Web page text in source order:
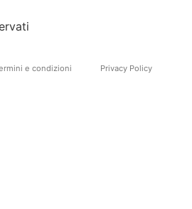
e condizioni Privacy Policy